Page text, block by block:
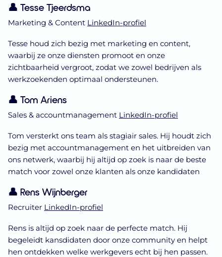
👤 Tesse Tjeerdsma
Marketing & Content LinkedIn-profiel
Tesse houd zich bezig met marketing en content,
waarbij ze onze diensten promoot en onze
zichtbaarheid vergroot, zodat we zowel bedrijven als
werkzoekenden optimaal ondersteunen.
👤 Tom Ariens
Sales & accountmanagement LinkedIn-profiel
Tom versterkt ons team als stagiair sales. Hij houdt zich
bezig met accountmanagement en het uitbreiden van
ons netwerk, waarbij hij altijd op zoek is naar de beste
match voor zowel onze klanten als onze kandidaten
👤 Rens Wijnberger
Recruiter LinkedIn-profiel
Rens is altijd op zoek naar de perfecte match. Hij
begeleidt kansdidaten door onze community en helpt
hen ontdekken welke werkgevers echt bij hen passen.